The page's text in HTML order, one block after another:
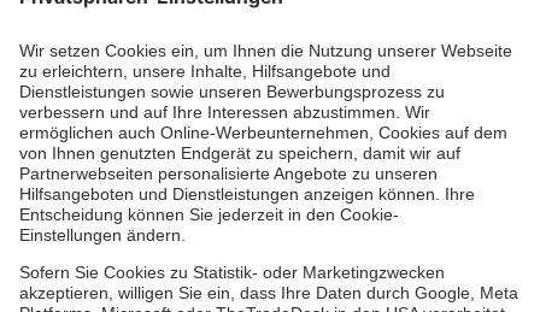
Die Johanniter GmbH führt das Spendenzertifikat
des Deutschen Spendenrats e.V.